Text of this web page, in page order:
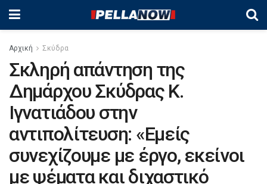
Αρχική Σκύδρα
Σκληρή απάντηση της
Δημάρχου Σκύδρας Κ.
Ιγνατιάδου στην
αντιπολίτευση: «Εμείς
συνεχίζουμε με έργο, εκείνοι
με ψέματα και διχαστικό